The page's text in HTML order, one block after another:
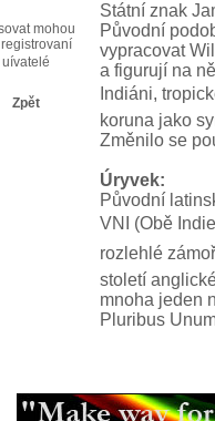
mohou
uívatelé
Zpět
Státní znak
Původní
vypracovat
a figurují na
Indiáni,
koruna jako
Změnilo se
Úryvek:
Původní
VNI (Obě
rozlehlé
století
mnoha jeden
Pluribus